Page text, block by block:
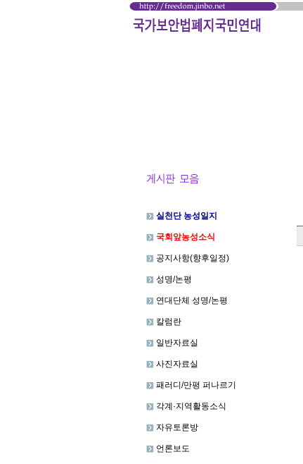
실천단 농성일지
국회앞농성소식
공지사항(향후일정)
성명/논평
연대단체 성명/논평
칼럼란
일반자료실
사진자료실
패러디/만평 퍼나르기
각계·지역활동소식
자유토론방
언론보도